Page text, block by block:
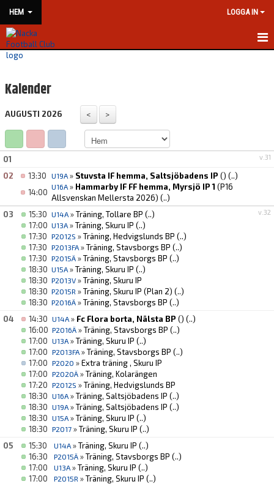
HEM LOGGA IN
HEM
NYHETER
KLUBBINFORMATION
BILDGALLERI
DOKUMENT
VÅRA LAG/TRÄNARE
MATCHER
Kalender
AUGUSTI 2026
v.31
01
02
13:30 U19A » Stuvsta IF hemma, Saltsjöbadens IP () (..)
14:00
U16A » Hammarby IF FF hemma, Myrsjö IP 1 (P16
Allsvenskan Mellersta 2026) (..)
v.32
03 15:30 U14A »Träning, Tollare BP (..)
17:00 U13A »Träning, Skuru IP (..)
17:30 P2012S »Träning, Hedvigslunds BP (..)
17:30 P2013FA »Träning, Stavsborgs BP (..)
17:30 P2015Ä »Träning, Stavsborgs BP (..)
18:30 U15A »Träning, Skuru IP (..)
18:30 P2013V »Träning, Skuru IP
18:30 P2015R »Träning, Skuru IP (Plan 2) (..)
18:30 P2016Ä »Träning, Stavsborgs BP (..)
04
14:30 U14A » Fc Flora borta, Nälsta BP () (..)
16:00 P2016Ä »Träning, Stavsborgs BP (..)
17:00 U13A »Träning, Skuru IP (..)
17:00 P2013FA »Träning, Stavsborgs BP (..)
17:00 P2020 »Extra träning , Skuru IP
17:00 P2020Ä »Träning, Kolarängen
17:20 P2012S »Träning, Hedvigslunds BP
18:30 U16A »Träning, Saltsjöbadens IP (..)
18:30 U19A »Träning, Saltsjöbadens IP (..)
18:30 U15A »Träning, Skuru IP (..)
18:30 P2017 »Träning, Skuru IP (..)
05
15:30 U14A »Träning, Skuru IP (..)
16:30
P2015Ä »Träning, Stavsborgs BP (..)
17:00
U13A »Träning, Skuru IP (..)
17:00
P2015R »Träning, Skuru IP (..)